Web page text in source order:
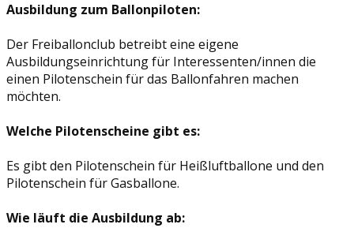
Ausbildung zum Ballonpiloten:
Der Freiballonclub betreibt eine eigene
Ausbildungseinrichtung für Interessenten/innen die
einen Pilotenschein für das Ballonfahren machen
möchten.
Welche Pilotenscheine gibt es:
Es gibt den Pilotenschein für Heißluftballone und den
Pilotenschein für Gasballone.
Wie läuft die Ausbildung ab: